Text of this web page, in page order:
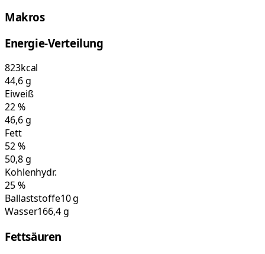
Makros
Energie-Verteilung
823kcal
44,6g
Eiweiß
22%
46,6g
Fett
52%
50,8g
Kohlenhydr.
25%
Ballaststoffe10 g
Wasser166,4 g
Fettsäuren